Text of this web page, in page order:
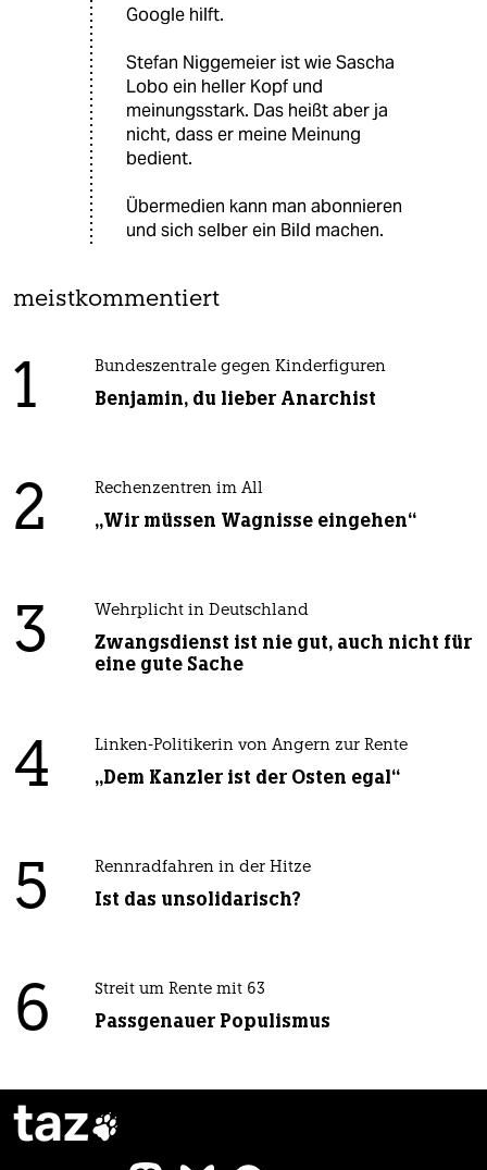
Google hilft.
Stefan Niggemeier ist wie Sascha
Lobo ein heller Kopf und
meinungsstark. Das heißt aber ja
nicht, dass er meine Meinung
bedient.
Übermedien kann man abonnieren
und sich selber ein Bild machen.
meistkommentiert
1 Bundeszentrale gegen Kinderfiguren
Benjamin, du lieber Anarchist
2 Rechenzentren im All
„Wir müssen Wagnisse eingehen“
3 Wehrplicht in Deutschland
Zwangsdienst ist nie gut, auch nicht für
eine gute Sache
4 Linken-Politikerin von Angern zur Rente
„Dem Kanzler ist der Osten egal“
5 Rennradfahren in der Hitze
Ist das unsolidarisch?
6 Streit um Rente mit 63
Passgenauer Populismus
taz